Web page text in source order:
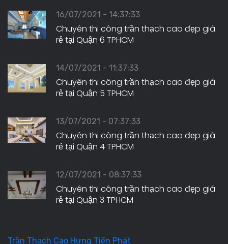
16/07/2021 - 14:37:33
Chuyên thi công trần thạch cao đẹp giá
rẻ tại Quận 6 TPHCM
14/07/2021 - 11:37:33
Chuyên thi công trần thạch cao đẹp giá
rẻ tại Quận 5 TPHCM
13/07/2021 - 07:37:33
Chuyên thi công trần thạch cao đẹp giá
rẻ tại Quận 4 TPHCM
12/07/2021 - 08:37:33
Chuyên thi công trần thạch cao đẹp giá
rẻ tại Quận 3 TPHCM
Trần Thạch Cao Hưng Tiến Phát